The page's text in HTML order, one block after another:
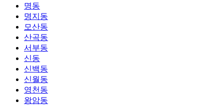
명동
명지동
모산동
산곡동
서부동
신동
신백동
신월동
영천동
왕암동